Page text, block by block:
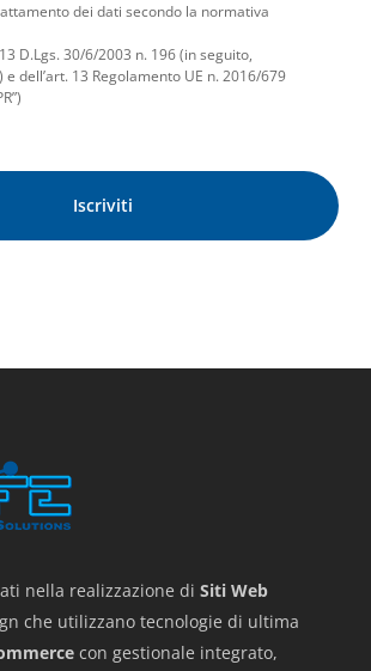
dei dati secondo la normativa
D.Lgs. 30/6/2003 n. 196 (in seguito,
e dell’art. 13 Regolamento UE n. 2016/679
nella realizzazione di Siti Web
che utilizzano tecnologie di ultima
con gestionale integrato,